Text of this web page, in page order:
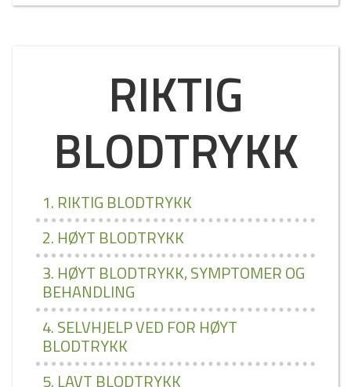
RIKTIG
BLODTRYKK
1. RIKTIG BLODTRYKK
2. HØYT BLODTRYKK
3. HØYT BLODTRYKK, SYMPTOMER OG
BEHANDLING
4. SELVHJELP VED FOR HØYT
BLODTRYKK
5. LAVT BLODTRYKK